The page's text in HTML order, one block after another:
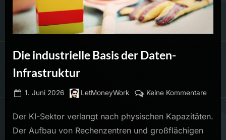
Die industrielle Basis der Daten-
Infrastruktur
Posted
1. Juni 2026 By
LetMoneyWork Keine Kommentarezu
Der KI-Sektor verlangt nach physischen Kapazitäten.
Der Aufbau von Rechenzentren und großflächigen